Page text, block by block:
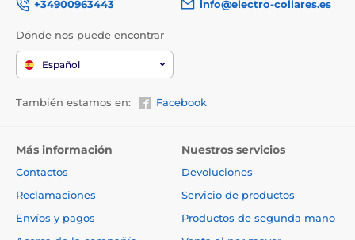
+34900963443
info@electro-collares.es
Dónde nos puede encontrar
Español
También estamos en: Facebook
Más información
Contactos
Reclamaciones
Envíos y pagos
Nuestros servicios
Devoluciones
Servicio de productos
Productos de segunda mano